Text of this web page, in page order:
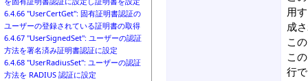
6.4.66 "UserCertGet": 固有証明書認証の
ユーザーの登録されている証明書の取得
6.4.67 "UserSignedSet": ユーザーの認証
方法を署名済み証明書認証に設定
6.4.68 "UserRadiusSet": ユーザーの認証
方法を RADIUS 認証に設定
用
成
こ
こ
行